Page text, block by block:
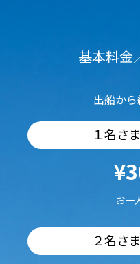
基本料金
出船か
１名さ
お一
２名さ